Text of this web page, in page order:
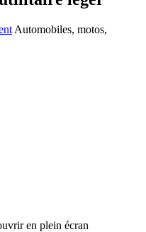
Automobiles, motos,
en plein écran